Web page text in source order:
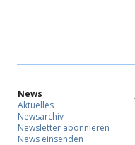
News
Aktuelles
Newsarchiv
Newsletter abonnieren
News einsenden